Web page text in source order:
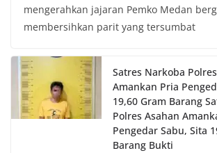
mengerahkan jajaran Pemko Medan
membersihkan parit yang tersumbat
Satres Narkoba
Amankan Pria
19,60 Gram Barang
Polres Asahan
Pengedar Sabu, Sita
Barang Bukti